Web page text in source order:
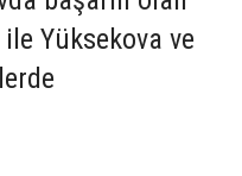
Yüksekova ve